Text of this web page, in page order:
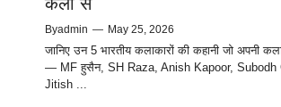
Byadmin — May 25, 2026
जानिए उन 5 भारतीय कलाकारों की कहानी जो अपनी
— MF हुसैन, SH Raza, Anish Kapoor,
Jitish ...